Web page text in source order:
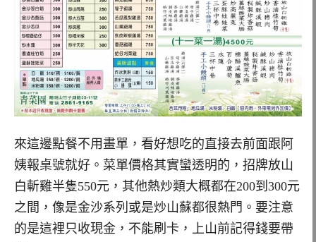
來這邊點餐不用畫單，看好想吃的直接去前面跟阿
姨報桌號就好。菜單價格其實蠻透明的，招牌放山
白斬雞半隻550元，其他熱炒類大概都在200到300元
之間，像是金沙系列或是炒山蘇都很熱門。要注意
的是這裡只收現金，不能刷卡，上山前記得錢要帶